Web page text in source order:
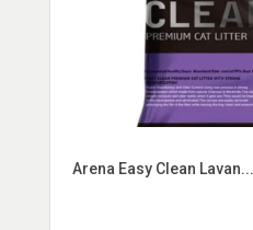
Arena Easy Clean Lavan...